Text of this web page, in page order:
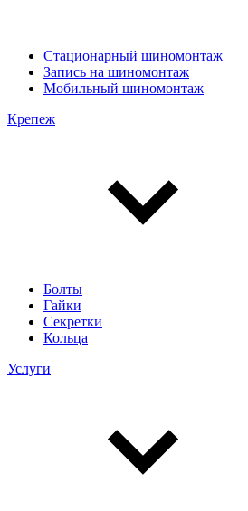
Стационарный шиномонтаж
Запись на шиномонтаж
Мобильный шиномонтаж
Крепеж
Болты
Гайки
Секретки
Кольца
Услуги